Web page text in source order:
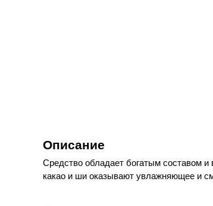
Описание
Средство обладает богатым составом
какао и ши оказывают увлажняющее и